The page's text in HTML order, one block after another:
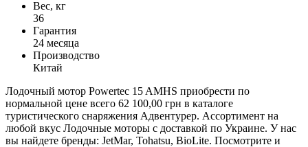
Вес, кг
36
Гарантия
24 месяца
Производство
Китай
Лодочный мотор Powertec 15 AMHS приобрести по
нормальной цене всего 62 100,00 грн в каталоге
туристического снаряжения Адвентурер. Ассортимент на
любой вкус Лодочные моторы с доставкой по Украине. У нас
вы найдете бренды: JetMar, Tohatsu, BioLite. Посмотрите и